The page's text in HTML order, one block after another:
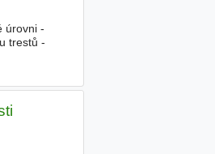
úrovni -
trestů -